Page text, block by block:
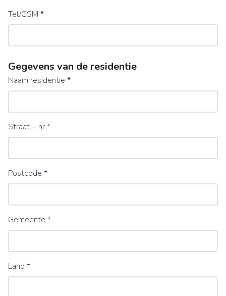
Tel/GSM *
Gegevens van de residentie
Naam residentie *
Straat + nr*
Postcode *
Gemeente *
Land *